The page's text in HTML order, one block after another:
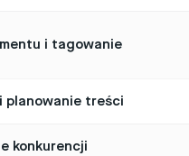
i tagowanie
planowanie treści
konkurencji